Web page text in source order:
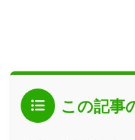
この記事